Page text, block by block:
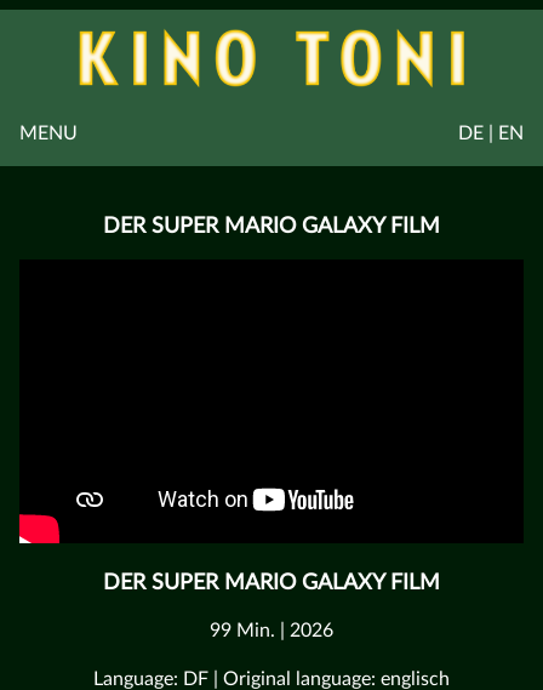
DE | EN
MENU
DER SUPER MARIO GALAXY FILM
DER SUPER MARIO GALAXY FILM
99 Min. | 2026
Language: DF | Original language: englisch